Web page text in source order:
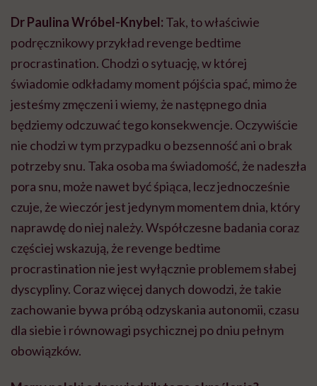
Dr Paulina Wróbel-Knybel: Tak, to właściwie
podręcznikowy przykład revenge bedtime
procrastination. Chodzi o sytuację, w której
świadomie odkładamy moment pójścia spać, mimo że
jesteśmy zmęczeni i wiemy, że następnego dnia
będziemy odczuwać tego konsekwencje. Oczywiście
nie chodzi w tym przypadku o bezsenność ani o brak
potrzeby snu. Taka osoba ma świadomość, że nadeszła
pora snu, może nawet być śpiąca, lecz jednocześnie
czuje, że wieczór jest jedynym momentem dnia, który
naprawdę do niej należy. Współczesne badania coraz
częściej wskazują, że revenge bedtime
procrastination nie jest wyłącznie problemem słabej
dyscypliny. Coraz więcej danych dowodzi, że takie
zachowanie bywa próbą odzyskania autonomii, czasu
dla siebie i równowagi psychicznej po dniu pełnym
obowiązków.